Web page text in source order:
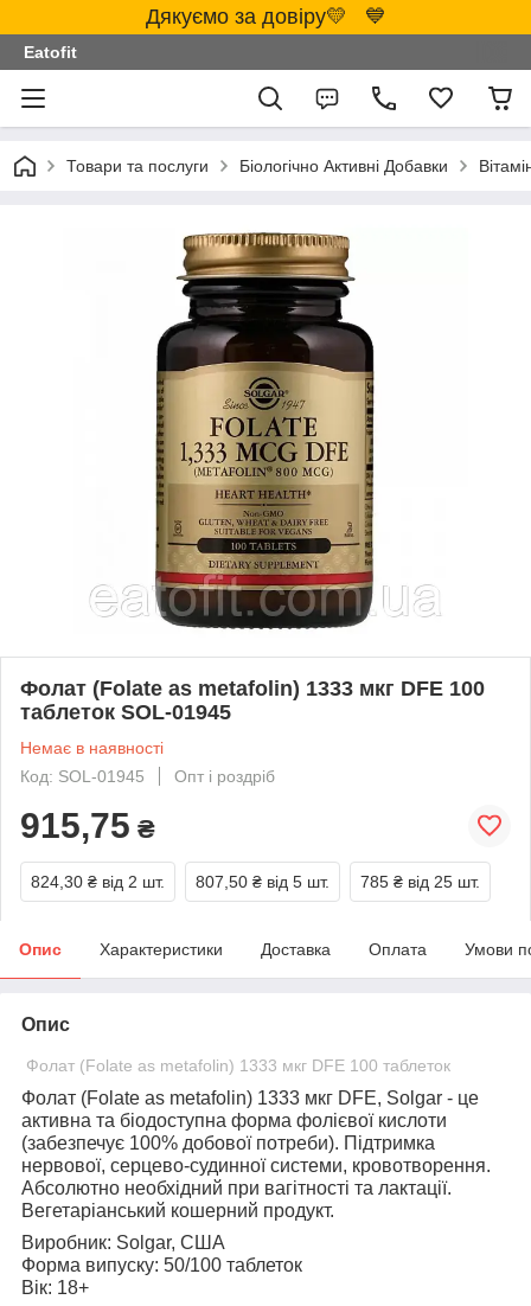
Дякуємо за довіру💛 💙
Eatofit
Товари та послуги Біологічно Активні Добавки
Фолат (Folate as metafolin) 1333 мкг DFE 100
таблеток SOL-01945
Немає в наявності
Код: SOL-01945
Опт і роздріб
915,75 ₴
824,30 ₴ від 2 шт. 807,50 ₴ від 5 шт. 785 ₴ від 25 шт.
Опис Характеристики Доставка Оплата Умови
Опис
Фолат (Folate as metafolin) 1333 мкг DFE 100 таблеток
Фолат (Folate as metafolin) 1333 мкг DFE, Solgar - це
активна та біодоступна форма фолієвої кислоти
(забезпечує 100% добової потреби). Підтримка
нервової, серцево-судинної системи, кровотворення.
Абсолютно необхідний при вагітності та лактації.
Вегетаріанський кошерний продукт.
Виробник: Solgar, США
Форма випуску: 50/100 таблеток
Вік: 18+